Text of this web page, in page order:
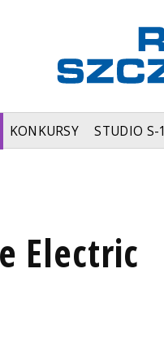
KONKURSY STUDIO S-1
Electric